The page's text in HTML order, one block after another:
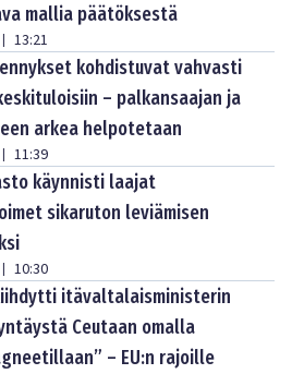
mallia päätöksestä
| 13:21
kohdistuvat vahvasti
– palkansaajan ja
arkea helpotetaan
| 11:39
käynnisti laajat
sikaruton leviämisen
| 10:30
itävaltalaisministerin
Ceutaan omalla
– EU:n rajoille